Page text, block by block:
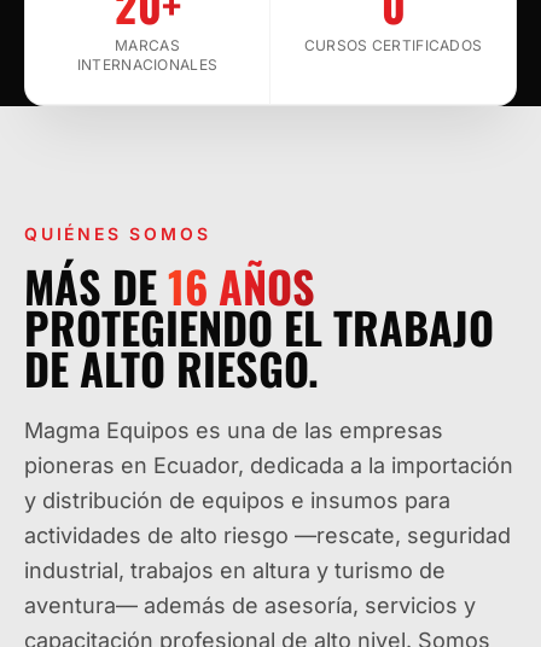
MARCAS
INTERNACIONALES
CURSOS CERTIFICADOS
QUIÉNES SOMOS
MÁS DE16 AÑOS
PROTEGIENDO EL TRABAJO
DE ALTO RIESGO.
Magma Equipos es una de las empresas
pioneras en Ecuador, dedicada a la importación
y distribución de equipos e insumos para
actividades de alto riesgo —rescate, seguridad
industrial, trabajos en altura y turismo de
aventura— además de asesoría, servicios y
capacitación profesional de alto nivel. Somos